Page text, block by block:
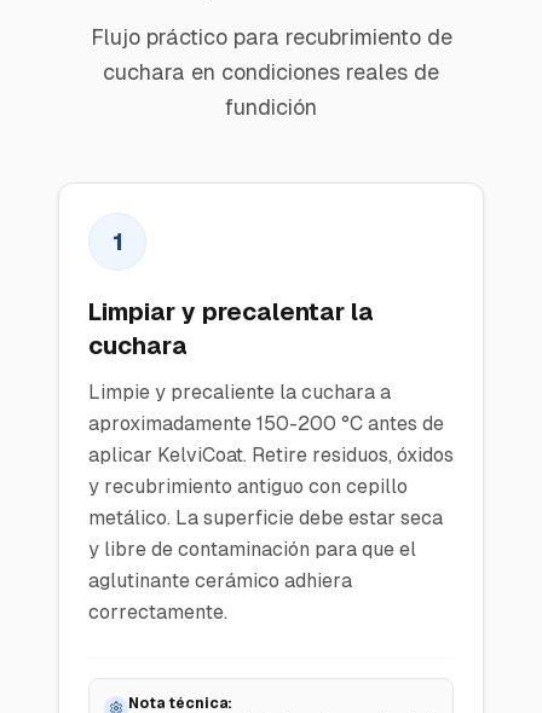
Flujo práctico para recubrimiento de
cuchara en condiciones reales de
fundición
1
Limpiar y precalentar la
cuchara
Limpie y precaliente la cuchara a
aproximadamente 150-200 °C antes de
aplicar KelviCoat. Retire residuos, óxidos
y recubrimiento antiguo con cepillo
metálico. La superficie debe estar seca
y libre de contaminación para que el
aglutinante cerámico adhiera
correctamente.
Nota técnica: